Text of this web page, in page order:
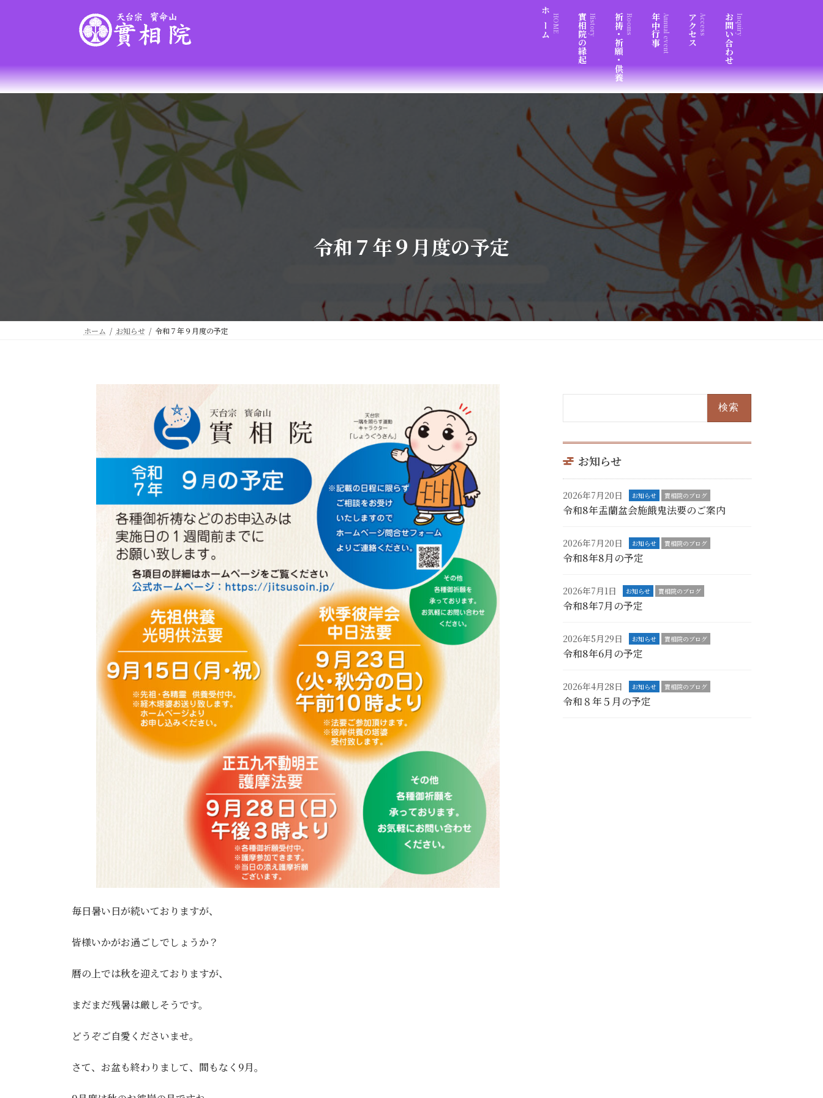
へ
ス
ョ
ン
ホーム HOME 實相院の縁起History 祈祷・祈願・供養Rooms 年中行事Annual event アクセスAccess お問い合わせInquiry
令和７年９月度の予定
ホーム お知らせ 令和７年９月度の予定
毎日暑い日が続いておりますが、
皆様いかがお過ごしでしょうか？
暦の上では秋を迎えておりますが、
まだまだ残暑は厳しそうです。
どうぞご自愛くださいませ。
さて、お盆も終わりまして、間もなく9月。
お知らせ
2026年7月20日 お知らせ 實相院のブログ
令和8年盂蘭盆会施餓鬼法要のご案内
2026年7月20日 お知らせ 實相院のブログ
令和8年8月の予定
2026年7月1日 お知らせ 實相院のブログ
令和8年7月の予定
2026年5月29日 お知らせ 實相院のブログ
令和8年6月の予定
2026年4月28日 お知らせ 實相院のブログ
令和８年５月の予定